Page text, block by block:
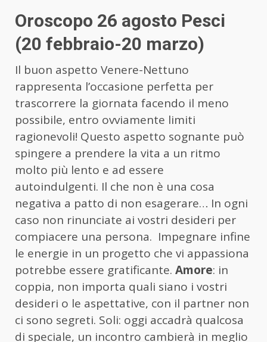
Oroscopo 26 agosto Pesci
(20 febbraio-20 marzo)
Il buon aspetto Venere-Nettuno
rappresenta l’occasione perfetta per
trascorrere la giornata facendo il meno
possibile, entro ovviamente limiti
ragionevoli! Questo aspetto sognante può
spingere a prendere la vita a un ritmo
molto più lento e ad essere
autoindulgenti. Il che non è una cosa
negativa a patto di non esagerare… In ogni
caso non rinunciate ai vostri desideri per
compiacere una persona. Impegnare infine
le energie in un progetto che vi appassiona
potrebbe essere gratificante. Amore: in
coppia, non importa quali siano i vostri
desideri o le aspettative, con il partner non
ci sono segreti. Soli: oggi accadrà qualcosa
di speciale, un incontro cambierà in meglio